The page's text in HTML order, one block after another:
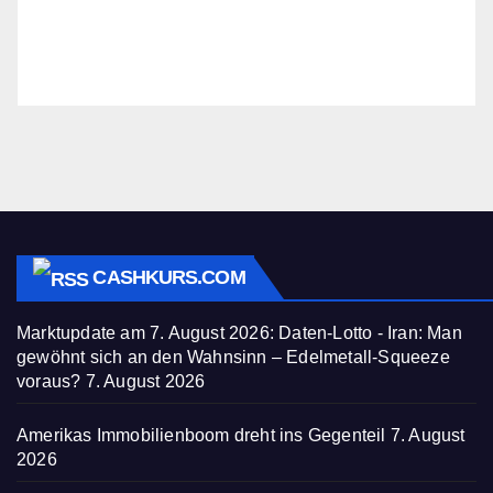
CASHKURS.COM
Marktupdate am 7. August 2026: Daten-Lotto - Iran: Man
gewöhnt sich an den Wahnsinn – Edelmetall-Squeeze
voraus? 7. August 2026
Amerikas Immobilienboom dreht ins Gegenteil 7. August
2026